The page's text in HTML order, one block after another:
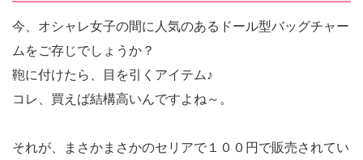
今、オシャレ女子の間に人気のあるドール型バッグチャー
ムをご存じでしょうか？
鞄に付けたら、目を引くアイテム♪
コレ、買えば結構高いんですよね～。
それが、まさかまさかのセリアで１００円で販売されてい